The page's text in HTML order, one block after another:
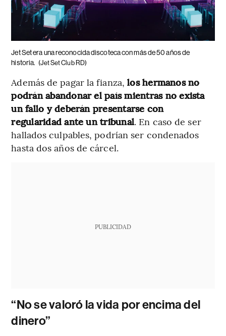
Jet Set era una reconocida discoteca con más de 50 años de
historia. (Jet Set Club RD)
Además de pagar la fianza,los hermanos no
podrán abandonar el país mientras no exista
un fallo y deberán presentarse con
regularidad ante un tribunal. En caso de ser
hallados culpables, podrían ser condenados
hasta dos años de cárcel.
PUBLICIDAD
“No se valoró la vida por encima del
dinero”